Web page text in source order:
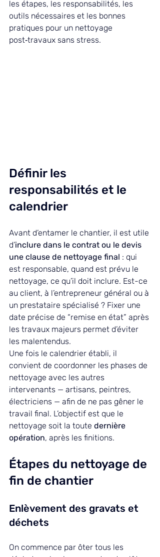
les étapes, les responsabilités, les
outils nécessaires et les bonnes
pratiques pour un nettoyage
post‑travaux sans stress.
Définir les
responsabilités et le
calendrier
Avant d’entamer le chantier, il est utile
d’inclure dans le contrat ou le devis
une clause de nettoyage final : qui
est responsable, quand est prévu le
nettoyage, ce qu’il doit inclure. Est-ce
au client, à l’entrepreneur général ou à
un prestataire spécialisé ? Fixer une
date précise de “remise en état” après
les travaux majeurs permet d’éviter
les malentendus.
Une fois le calendrier établi, il
convient de coordonner les phases de
nettoyage avec les autres
intervenants — artisans, peintres,
électriciens — afin de ne pas gêner le
travail final. L’objectif est que le
nettoyage soit la toute dernière
opération, après les finitions.
Étapes du nettoyage de
fin de chantier
Enlèvement des gravats et
déchets
On commence par ôter tous les